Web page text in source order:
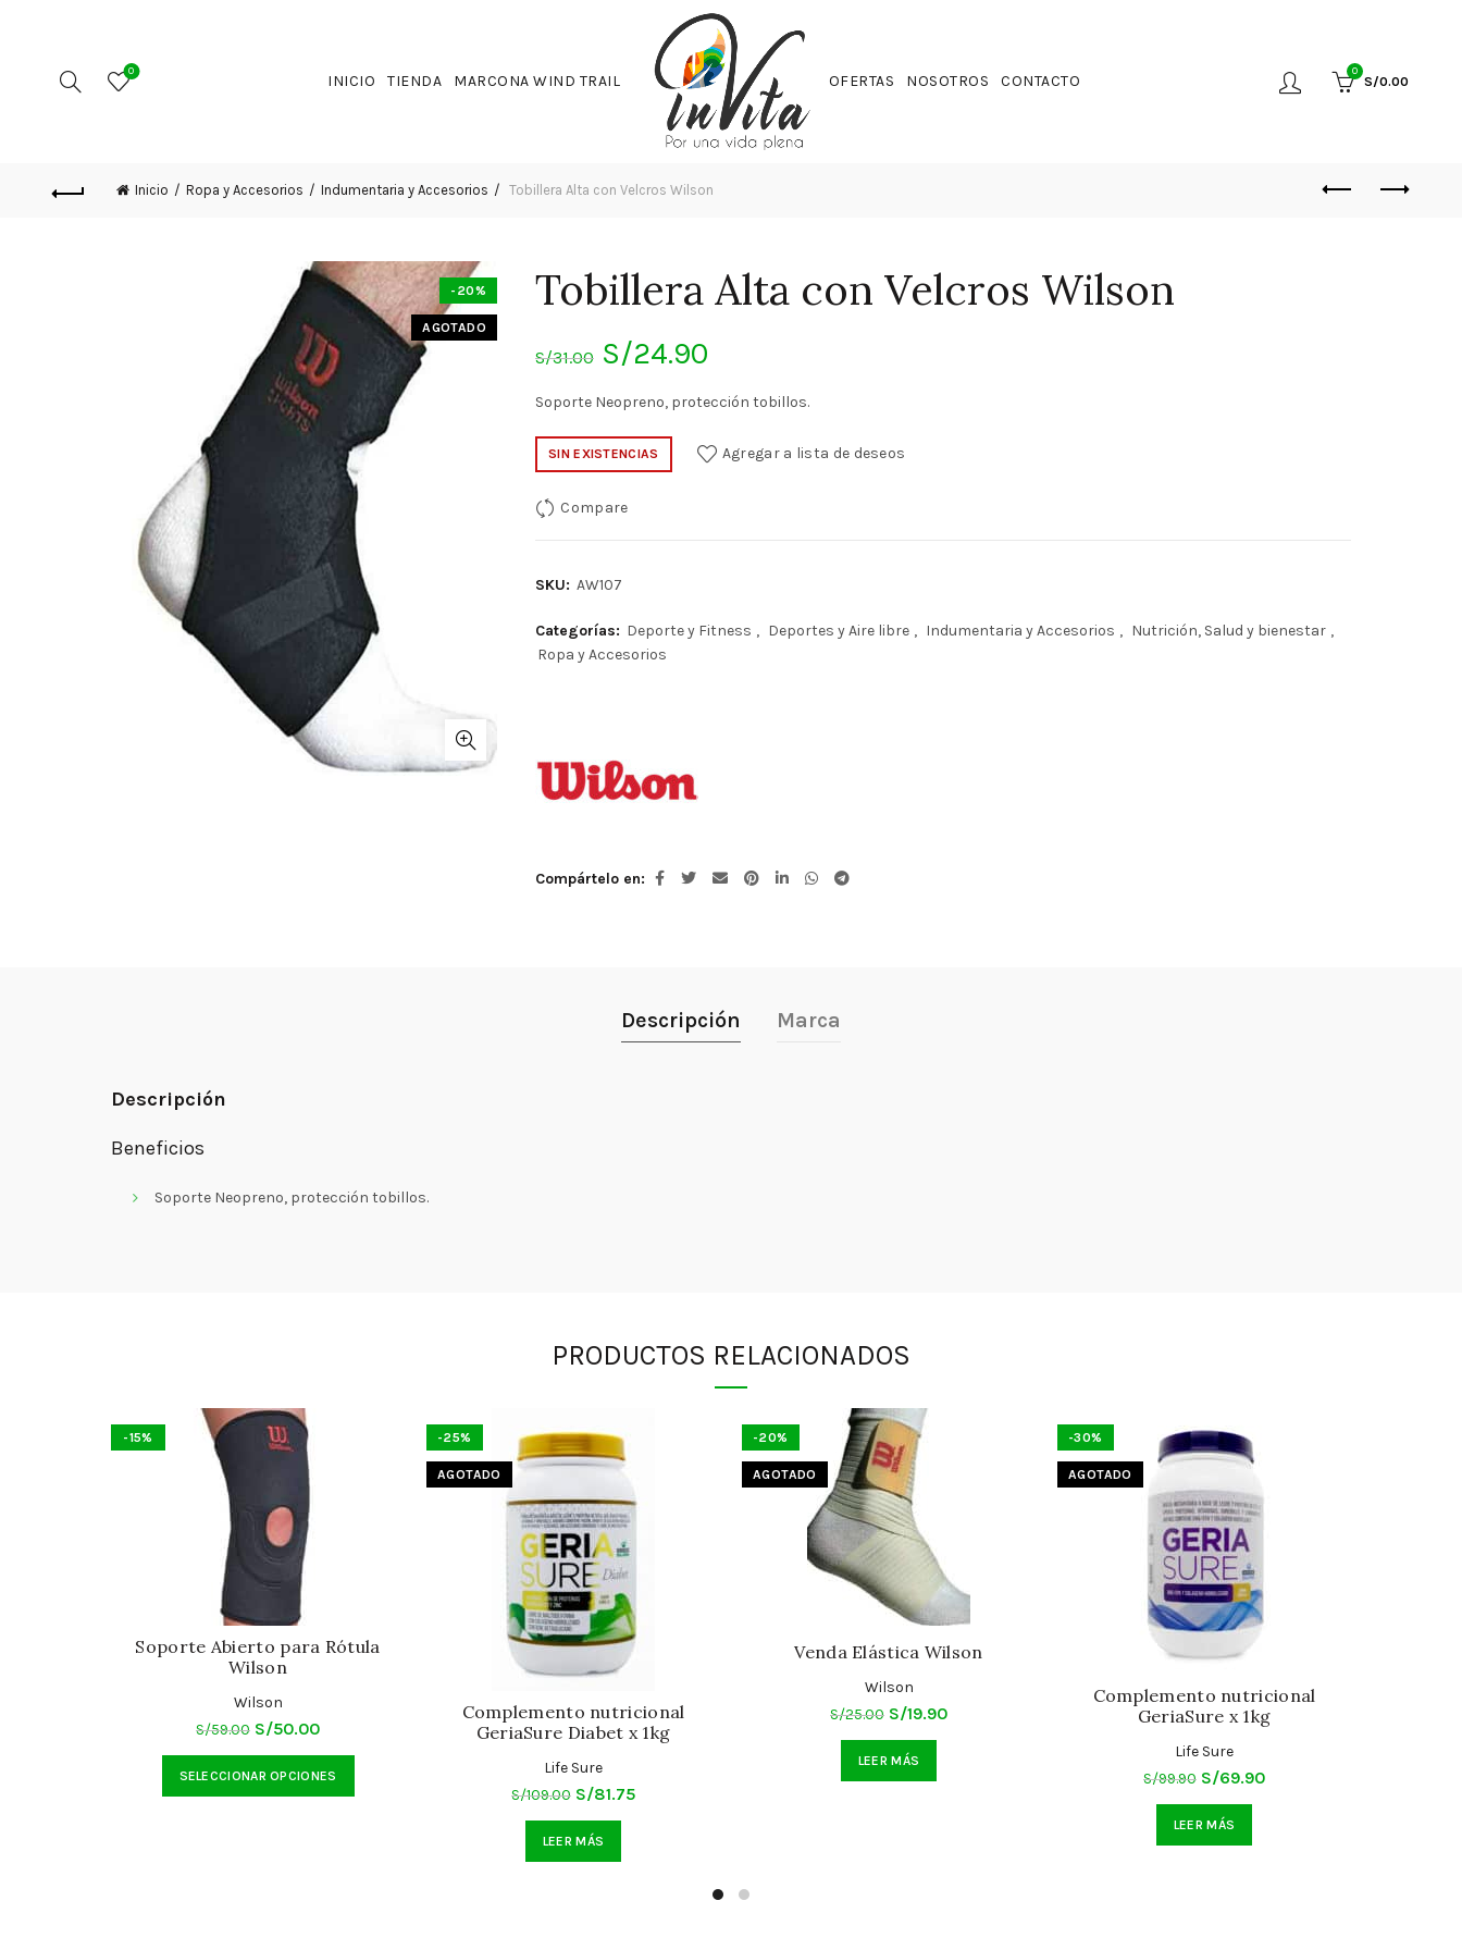
0
INICIO TIENDA MARCONA WIND TRAIL OFERTAS NOSOTROS CONTACTO
0
S/0.00
Inicio Ropa y Accesorios Indumentaria y Accesorios Tobillera Alta con Velcros Wilson
-20%
AGOTADO
Tobillera Alta con Velcros Wilson
S/31.00 El
precio
original
era:
S/24.90
precio
actual
Soporte Neopreno, protección tobillos.
SIN EXISTENCIAS Agregar a lista de deseos
Compare
SKU: AW107
Categorías: Deporte y Fitness , Deportes y Aire libre , Indumentaria y Accesorios , Nutrición, Salud y bienestar ,
Ropa y Accesorios
Compártelo en
Descripción Marca
Descripción
Beneficios
Soporte Neopreno, protección tobillos.
PRODUCTOS RELACIONADOS
-15%
Soporte Abierto para Rótula
Wilson
Wilson
S/59.00 El
precio
original
S/50.00El
precio
actual
SELECCIONAR OPCIONES
-25%
AGOTADO
Complemento nutricional
GeriaSure Diabet x 1kg
Life Sure
S/109.00 El
precio
original
S/81.75El
LEER MÁS
-20%
AGOTADO
Venda Elástica Wilson
Wilson
S/25.00 El
precio
original
S/19.90El
LEER MÁS
-30%
AGOTADO
Complemento nutricional
GeriaSure x 1kg
Life Sure
S/99.90 El
precio
original
S/69.90El
LEER MÁS